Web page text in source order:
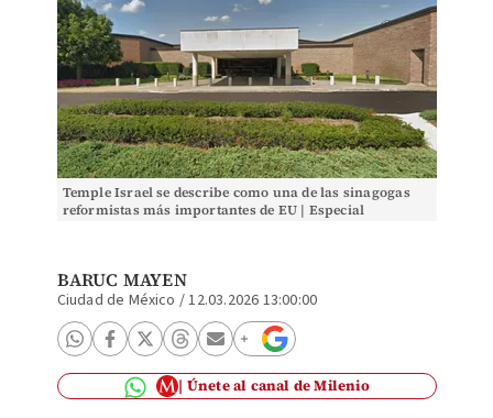
Temple Israel se describe como una de las sinagogas
reformistas más importantes de EU | Especial
BARUC MAYEN
Ciudad de México /12.03.2026 13:00:00
Únete al canal de Milenio